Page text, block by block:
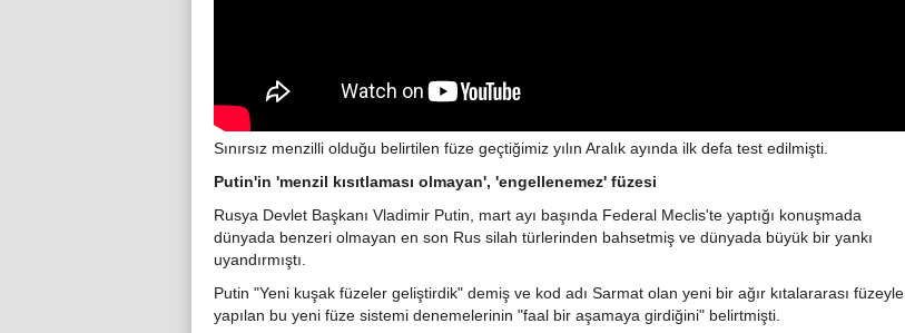
Sınırsız menzilli olduğu belirtilen füze geçtiğimiz yılın Aralık ayında ilk defa test edilmişti.
Putin'in 'menzil kısıtlaması olmayan', 'engellenemez' füzesi
Rusya Devlet Başkanı Vladimir Putin, mart ayı başında Federal Meclis'te yaptığı konuşmada
dünyada benzeri olmayan en son Rus silah türlerinden bahsetmiş ve dünyada büyük bir yankı
uyandırmıştı.
Putin "Yeni kuşak füzeler geliştirdik" demiş ve kod adı Sarmat olan yeni bir ağır kıtalararası füzeyle
yapılan bu yeni füze sistemi denemelerinin "faal bir aşamaya girdiğini" belirtmişti.